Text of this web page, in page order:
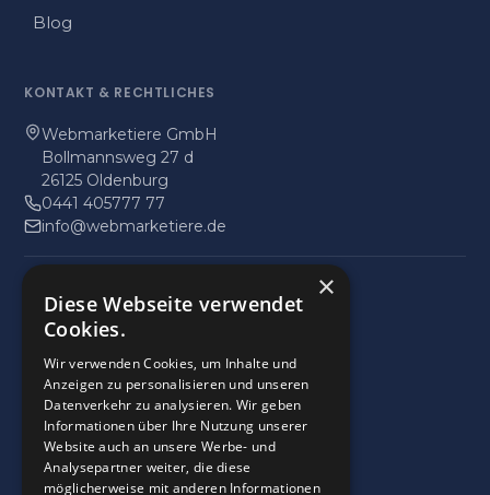
Blog
KONTAKT & RECHTLICHES
Webmarketiere GmbH
Bollmannsweg 27 d
26125 Oldenburg
0441 405777 77
info@webmarketiere.de
Datenschutz
28 Bewertungen 9,9
provided by
×
Diese Webseite verwendet
Cookies.
Wir verwenden Cookies, um Inhalte und
Anzeigen zu personalisieren und unseren
Datenverkehr zu analysieren. Wir geben
Informationen über Ihre Nutzung unserer
Website auch an unsere Werbe- und
Analysepartner weiter, die diese
möglicherweise mit anderen Informationen